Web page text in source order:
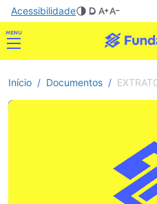
Acessibilidade
Início Documentos